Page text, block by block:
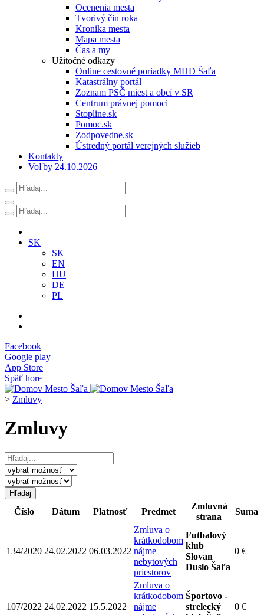
Ocenenia mesta
Tvorivý čin roka
Kronika mesta
Mapa mesta
Čas a my
Užitočné odkazy
Online cestovné poriadky MHD Šaľa
Katastrálny portál
Zoznam PSČ miest a obcí v SR
Centrum právnej pomoci
Stopline.sk
Pomoc.sk
Zodpovedne.sk
Ústredný portál verejných služieb
Kontakty
Voľby 24.10.2026
SK
SK
EN
HU
DE
PL
Facebook
Google play
App Store
Späť hore
> Zmluvy
Zmluvy
Číslo Dátum Platnosť Predmet
Zmluvná
strana
Suma
134/2020 24.02.2022 06.03.2022
Zmluva o
krátkodobom
nájme
nebytových
priestorov
Futbalový
klub
Slovan
Duslo Šaľa
0 €
107/2022 24.02.2022 15.5.2022
Zmluva o
krátkodobom
nájme
Športovo -
strelecký
0 €